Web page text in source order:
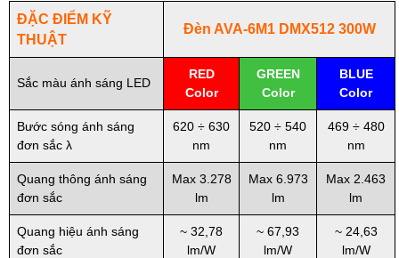
ĐẶC ĐIỂM KỸ
THUẬT
Đèn AVA-6M1 DMX512 300W
Sắc màu ánh sáng LED
RED
Color
GREEN
Color
BLUE
Color
Bước sóng ánh sáng
đơn sắc λ
620 ÷ 630
nm
520 ÷ 540
nm
469 ÷ 480
nm
Quang thông ánh sáng
đơn sắc
Max 3.278
lm
Max 6.973
lm
Max 2.463
lm
Quang hiệu ánh sáng
đơn sắc
~ 32,78
lm/W
~ 67,93
lm/W
~ 24,63
lm/W